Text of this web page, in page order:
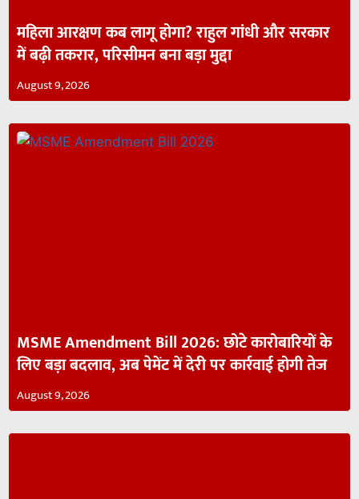
महिला आरक्षण कब लागू होगा? राहुल गांधी और सरकार
में बढ़ी तकरार, परिसीमन बना बड़ा मुद्दा
August 9, 2026
MSME Amendment Bill 2026: छोटे कारोबारियों के
लिए बड़ा बदलाव, अब पेमेंट में देरी पर कार्रवाई होगी तेज
August 9, 2026